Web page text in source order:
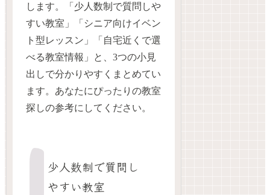
します。「少人数制で質問しや
すい教室」「シニア向けイベン
ト型レッスン」「自宅近くで選
べる教室情報」と、3つの小見
出しで分かりやすくまとめてい
ます。あなたにぴったりの教室
探しの参考にしてください。
少人数制で質問し
やすい教室